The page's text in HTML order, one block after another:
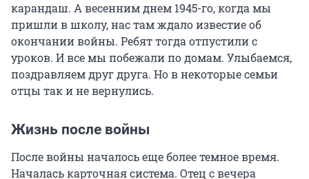
карандаш. А весенним днем 1945-го, когда мы
пришли в школу, нас там ждало известие об
окончании войны. Ребят тогда отпустили с
уроков. И все мы побежали по домам. Улыбаемся,
поздравляем друг друга. Но в некоторые семьи
отцы так и не вернулись.
Жизнь после войны
После войны началось еще более темное время.
Началась карточная система. Отец с вечера